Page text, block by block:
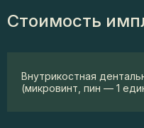
Стоимость
Внутрикостная
(микровинт, пин — 1